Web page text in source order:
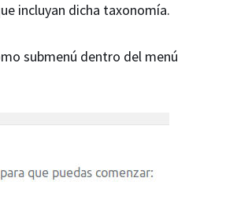
incluyan dicha taxonomía.
submenú dentro del menú